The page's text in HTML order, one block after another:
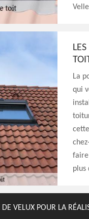
La
qui
faire
plus
DE VELUX POUR LA